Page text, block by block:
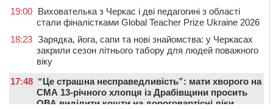
19:00 Вихователька з Черкас і дві педагогині з області
стали фіналістками Global Teacher Prize Ukraine 2026
18:23 Зарядка, йога, сапи та нові знайомства: у Черкасах
закрили сезон літнього табору для людей поважного
віку
17:48 “Це страшна несправедливість”: мати хворого на
СМА 13-річного хлопця із Драбівщини просить
ОВА виділити кошти на дороговартісні ліки